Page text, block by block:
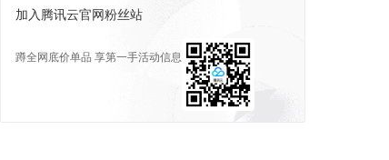
加入腾讯云官网粉丝站
蹲全网底价单品 享第一手活动信息